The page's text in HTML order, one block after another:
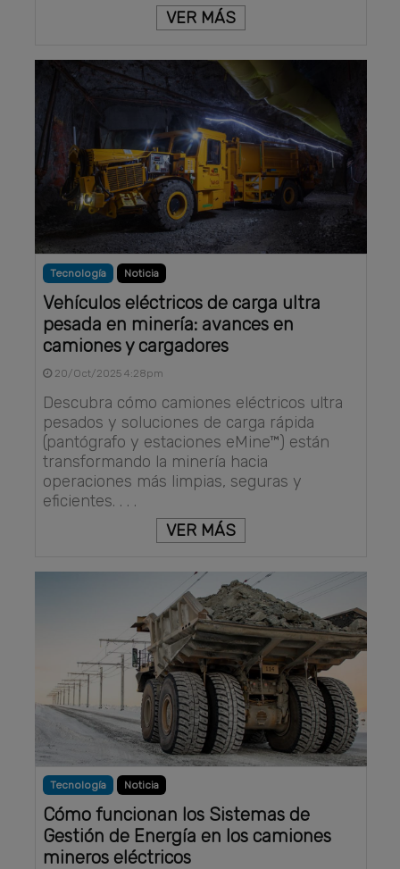
VER MÁS
Tecnología Noticia
Vehículos eléctricos de carga ultra
pesada en minería: avances en
camiones y cargadores
20/Oct/2025 4:28pm
Descubra cómo camiones eléctricos ultra
pesados y soluciones de carga rápida
(pantógrafo y estaciones eMine™) están
transformando la minería hacia
operaciones más limpias, seguras y
eficientes. . . .
VER MÁS
Tecnología Noticia
Cómo funcionan los Sistemas de
Gestión de Energía en los camiones
mineros eléctricos